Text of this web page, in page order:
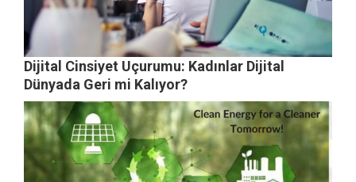
Dijital Cinsiyet Uçurumu: Kadınlar Dijital
Dünyada Geri mi Kalıyor?